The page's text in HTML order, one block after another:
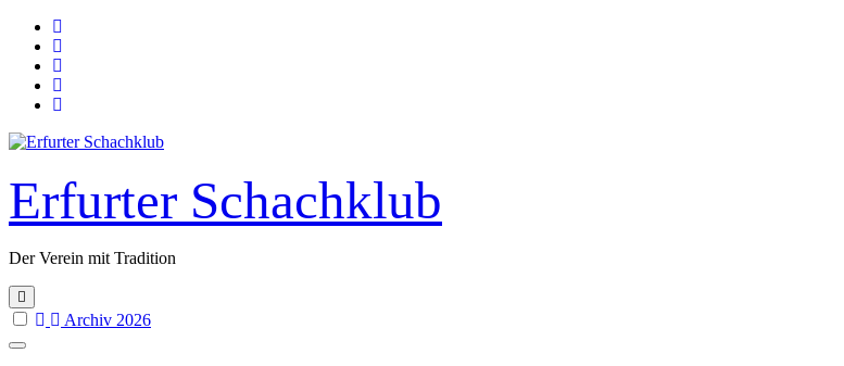
Skip
content
Erfurter Schachklub
Der Verein mit Tradition
Archiv 2026